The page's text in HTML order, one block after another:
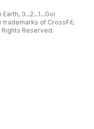
3...2...1...Go!
trademarks of CrossFit,
Rights Reserved.